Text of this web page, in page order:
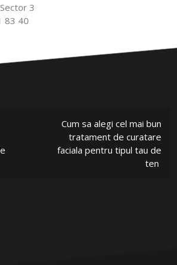
3
83 40
Cum sa alegi cel mai bun
tratament de curatare
faciala pentru tipul tau de
ten